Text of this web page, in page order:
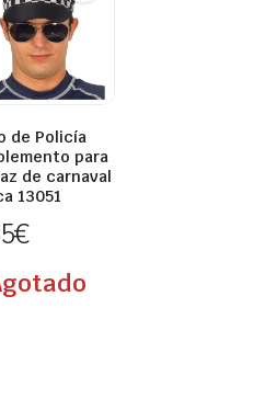
de Policía
para
de carnaval
13051
€